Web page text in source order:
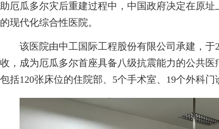
助厄瓜多尔灾后重建过程中，中国政府决定在原
的现代化综合性医院。
该医院由中工国际工程股份有限公司承建，于
收，成为厄瓜多尔首座具备八级抗震能力的公共
包括120张床位的住院部、5个手术室、19个外科